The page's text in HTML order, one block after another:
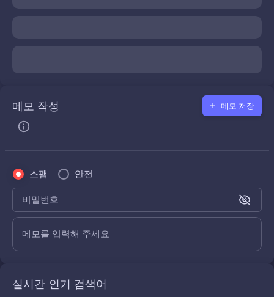
메모 작성 메모 저장
스팸 안전
비밀번호
메모를 입력해 주세요
실시간 인기 검색어